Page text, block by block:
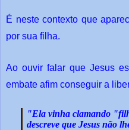
É neste contexto que
por sua filha.
Ao ouvir falar que Jesus
embate afim conseguir a
"Ela vinha clamando
descreve que Jesus não